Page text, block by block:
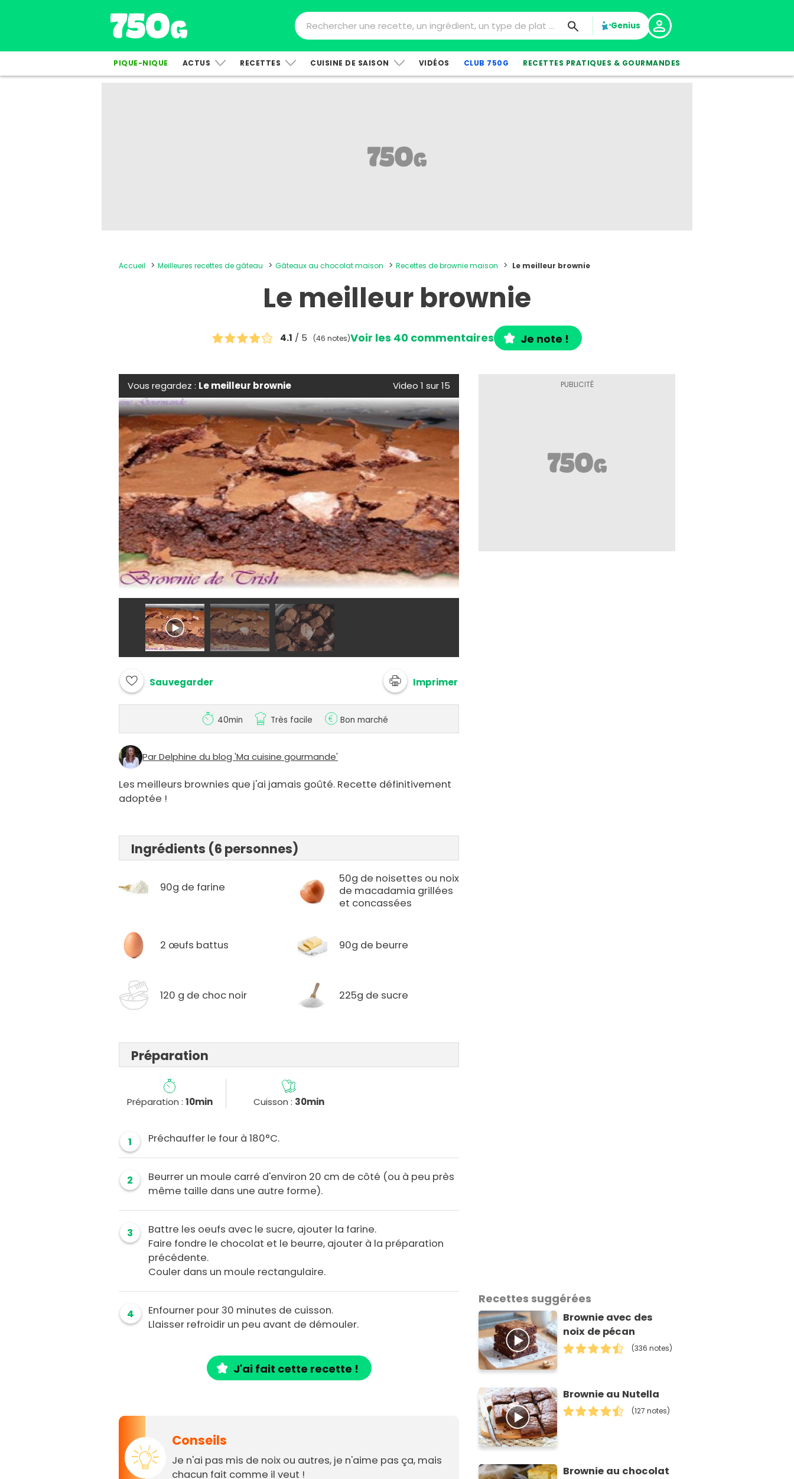
Genius
PIQUE-NIQUE ACTUS RECETTES CUISINE DE SAISON VIDÉOS CLUB 750G RECETTES PRATIQUES & GOURMANDES
Accueil Meilleures recettes de gâteau Gâteaux au chocolat maison Recettes de brownie maison Le meilleur brownie
Le meilleur brownie
4.1 / 5 (46 notes)Voir les 40 commentaires Je note !
Vous regardez : Le meilleur brownie Video 1 sur 15
Sauvegarder Imprimer
40min Très facile Bon marché
Par Delphine du blog 'Ma cuisine gourmande'
Les meilleurs brownies que j'ai jamais goûté. Recette définitivement
adoptée !
Ingrédients (6 personnes)
90g de farine
50g de noisettes ou noix
de macadamia grillées
et concassées
2 œufs battus 90g de beurre
120 g de choc noir 225g de sucre
Préparation
Préparation : 10min Cuisson : 30min
1 Préchauffer le four à 180°C.
2
Beurrer un moule carré d'environ 20 cm de côté (ou à peu près
même taille dans une autre forme).
3
Battre les oeufs avec le sucre, ajouter la farine.
Faire fondre le chocolat et le beurre, ajouter à la préparation
précédente.
Couler dans un moule rectangulaire.
4
Enfourner pour 30 minutes de cuisson.
Llaisser refroidir un peu avant de démouler.
J'ai fait cette recette !
Conseils
Je n'ai pas mis de noix ou autres, je n'aime pas ça, mais
chacun fait comme il veut !
Recettes suggérées
Brownie avec des
noix de pécan
(336 notes)
Brownie au Nutella
(127 notes)
Brownie au chocolat